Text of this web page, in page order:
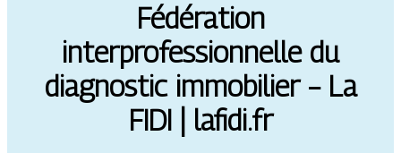
Fédération
interprofessionnelle du
diagnostic immobilier – La
FIDI | lafidi.fr